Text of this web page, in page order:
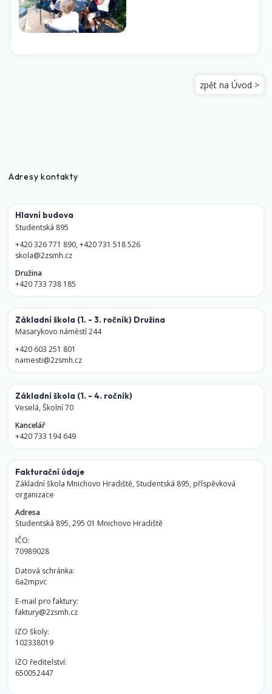
zpět na Úvod >
Adresy kontakty
Hlavní budova
Studentská 895
+420 326 771 890,+420 731 518 526
skola@2zsmh.cz
Družina
+420 733 738 185
Základní škola (1. - 3. ročník) Družina
Masarykovo náměstí 244
+420 603 251 801
namesti@2zsmh.cz
Základní škola (1. - 4. ročník)
Veselá, Školní 70
Kancelář
+420 733 194 649
Fakturační údaje
Základní škola Mnichovo Hradiště, Studentská 895, příspěvková
organizace
Adresa
Studentská 895, 295 01 Mnichovo Hradiště
IČO:
70989028
Datová schránka:
6a2mpvc
E-mail pro faktury:
faktury@2zsmh.cz
IZO školy:
102338019
IZO ředitelství:
650052447